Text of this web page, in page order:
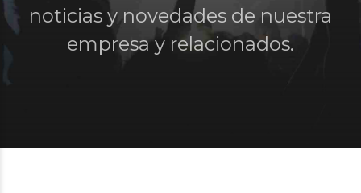
noticias y novedades de nuestra
empresa y relacionados.